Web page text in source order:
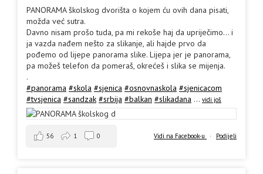
PANORAMA školskog dvorišta o kojem ću ovih dana pisati,
možda već sutra.
Davno nisam prošo tuda, pa mi rekoše haj da upriječimo... i
ja vazda nađem nešto za slikanje, ali hajde prvo da
pođemo od lijepe panorama slike. Lijepa jer je panorama,
pa možeš telefon da pomeraš, okrećeš i slika se mijenja.
.
#panorama #skola #sjenica #osnovnaskola #sjenicacom
#tvsjenica #sandzak #srbija #balkan #slikadana ... vidi još
Vidi na Facebook-u · Podijeli
56 1 0